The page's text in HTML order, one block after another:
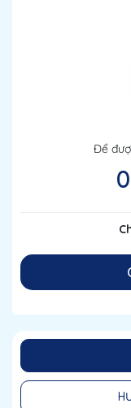
Để